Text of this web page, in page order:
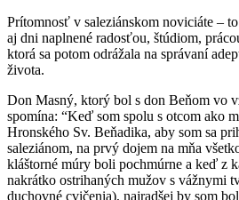
Prítomnosť v saleziánskom noviciáte –
aj dni naplnené radosťou, štúdiom,
ktorá sa potom odrážala na správaní
života.
Don Masný, ktorý bol s don Beňom vo
spomína: “Keď som spolu s otcom ako
Hronského Sv. Beňadika, aby som sa
saleziánom, na prvý dojem na mňa
kláštorné múry boli pochmúrne a keď z
nakrátko ostrihaných mužov s vážnymi
duchovné cvičenia), najradšej by som